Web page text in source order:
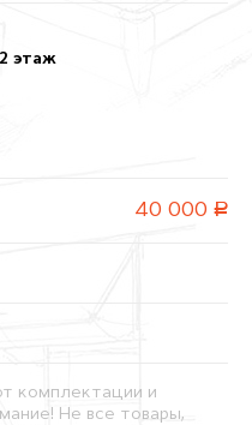
2 этаж
40 000 руб.
комплектации и
Не все товары,